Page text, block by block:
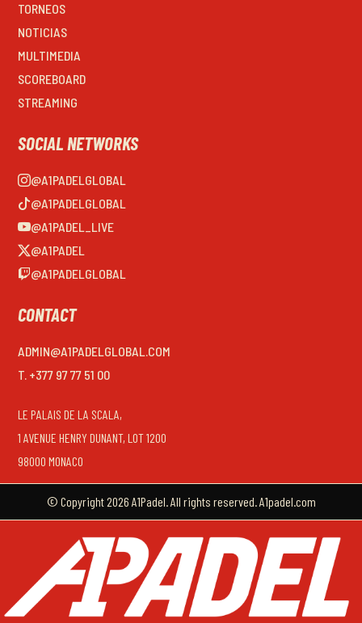
TORNEOS
NOTICIAS
MULTIMEDIA
SCOREBOARD
STREAMING
SOCIAL NETWORKS
@A1PADELGLOBAL
@A1PADELGLOBAL
@A1PADEL_LIVE
@A1PADEL
@A1PADELGLOBAL
CONTACT
ADMIN@A1PADELGLOBAL.COM
T. +377 97 77 51 00
LE PALAIS DE LA SCALA,
1 AVENUE HENRY DUNANT, LOT 1200
98000 MONACO
© Copyright 2026 A1Padel. All rights reserved. A1padel.com